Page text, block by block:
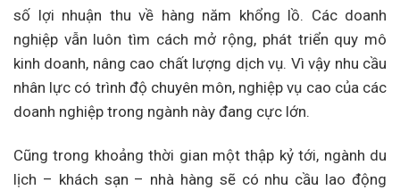
số lợi nhuận thu về hàng năm khổng lồ. Các doanh
nghiệp vẫn luôn tìm cách mở rộng, phát triển quy mô
kinh doanh, nâng cao chất lượng dịch vụ. Vì vậy nhu cầu
nhân lực có trình độ chuyên môn, nghiệp vụ cao của các
doanh nghiệp trong ngành này đang cực lớn.
Cũng trong khoảng thời gian một thập kỷ tới, ngành du
lịch – khách sạn – nhà hàng sẽ có nhu cầu lao động